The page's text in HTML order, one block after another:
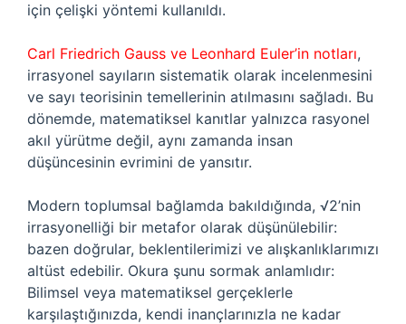
için çelişki yöntemi kullanıldı.
Carl Friedrich Gauss ve Leonhard Euler’in notları,
irrasyonel sayıların sistematik olarak incelenmesini
ve sayı teorisinin temellerinin atılmasını sağladı. Bu
dönemde, matematiksel kanıtlar yalnızca rasyonel
akıl yürütme değil, aynı zamanda insan
düşüncesinin evrimini de yansıtır.
Modern toplumsal bağlamda bakıldığında, √2’nin
irrasyonelliği bir metafor olarak düşünülebilir:
bazen doğrular, beklentilerimizi ve alışkanlıklarımızı
altüst edebilir. Okura şunu sormak anlamlıdır:
Bilimsel veya matematiksel gerçeklerle
karşılaştığınızda, kendi inançlarınızla ne kadar